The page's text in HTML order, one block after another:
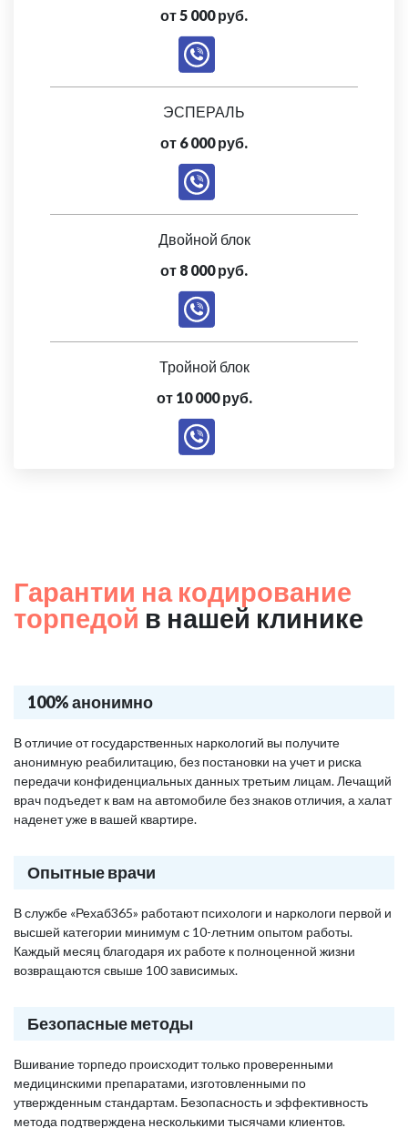
от 5 000 руб.
ЭСПЕРАЛЬ
от 6 000 руб.
Двойной блок
от 8 000 руб.
Тройной блок
от 10 000 руб.
Гарантии на кодирование
торпедой в нашей клинике
100% анонимно
В отличие от государственных наркологий вы получите
анонимную реабилитацию, без постановки на учет и риска
передачи конфиденциальных данных третьим лицам. Лечащий
врач подъедет к вам на автомобиле без знаков отличия, а халат
наденет уже в вашей квартире.
Опытные врачи
В службе «Рехаб365» работают психологи и наркологи первой и
высшей категории минимум с 10-летним опытом работы.
Каждый месяц благодаря их работе к полноценной жизни
возвращаются свыше 100 зависимых.
Безопасные методы
Вшивание торпедо происходит только проверенными
медицинскими препаратами, изготовленными по
утвержденным стандартам. Безопасность и эффективность
метода подтверждена несколькими тысячами клиентов.